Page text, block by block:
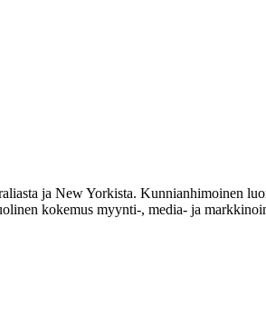
ja New Yorkista. Kunnianhimoinen
kokemus myynti-, media- ja